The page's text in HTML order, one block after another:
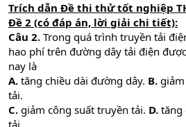
Trích dẫn Đề thi thử tốt nghiệp
Đề 2 (có đáp án, lời giải chi tiết):
Câu 2. Trong quá trình truyền tải
hao phí trên đường dây tải điện
nay là
A. tăng chiều dài đường dây. B.
tải.
C. giảm công suất truyền tải. D. tăng